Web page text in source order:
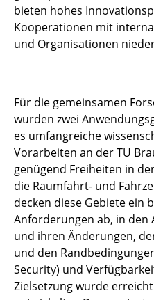
bieten hohes
Kooperationen mit
und Organisationen
Für die gemeinsamen
wurden zwei
es umfangreiche
Vorarbeiten an der TU
genügend Freiheiten in
die Raumfahrt- und
decken diese Gebiete ein
Anforderungen ab, in den
und ihren Änderungen,
und den
Security) und
Zielsetzung wurde